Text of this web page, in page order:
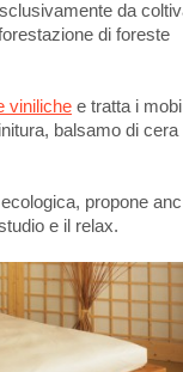
da
di foreste
viniliche e tratta i
balsamo di cera
propone
e il relax.